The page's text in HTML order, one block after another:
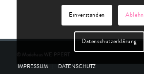
© Modehaus WEIPPERT
IMPRESSUM
DATENSCHUTZ
Einverstanden
Datenschutzerklärung